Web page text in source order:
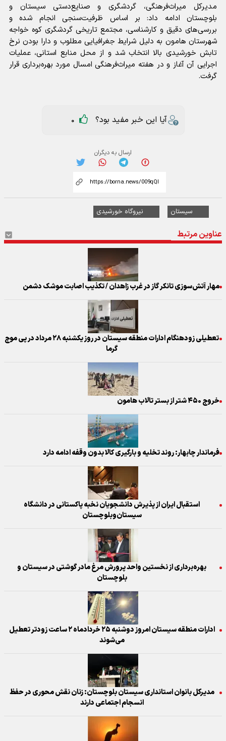
مدیرکل میراث‌فرهنگی، گردشگری و صنایع‌دستی سیستان و
بلوچستان ادامه داد: بر اساس ظرفیت‌سنجی انجام شده و
بررسی‌های دقیق و کارشناسی، مجتمع تاریخی گردشگری کوه خواجه
شهرستان هامون به دلیل شرایط جغرافیایی مطلوب و دارا بودن نرخ
تابش خورشیدی بالا انتخاب شد و از محل منابع استانی، عملیات
اجرایی آن آغاز و در هفته میراث‌فرهنگی امسال مورد بهره‌برداری قرار
گرفت.
آیا این خبر مفید بود؟ 0
ارسال به دیگران
سیستان نیروگاه خورشیدی
عناوین مرتبط
مهار آتش‌سوزی تانکر گاز در غرب زاهدان / تکذیب اصابت موشک دشمن
تعطیلی زودهنگام ادارات منطقه سیستان در روز یکشنبه ۲۸ مرداد در پی موج
گرما
خروج ۴۵۰ شتر از بستر تالاب هامون
فرماندار چابهار: روند تخلیه و بارگیری کالا بدون وقفه ادامه دارد
استقبال ایران از پذیرش دانشجویان نخبه‌ پاکستانی در دانشگاه
سیستان‌وبلوچستان
بهره‌برداری از نخستین واحد پرورش مرغ مادر گوشتی در سیستان و
بلوچستان
ادارات منطقه سیستان امروز دوشنبه ۲۵ خردادماه ۲ ساعت زودتر تعطیل
می‌شوند
مدیرکل بانوان استانداری سیستان بلوچستان: زنان نقش محوری در حفظ
انسجام اجتماعی دارند